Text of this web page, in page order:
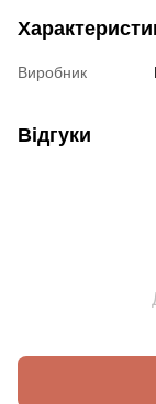
Виробник
Відгуки